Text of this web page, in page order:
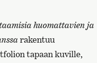
huomattavien ja
rakentuu
tapaan kuville,